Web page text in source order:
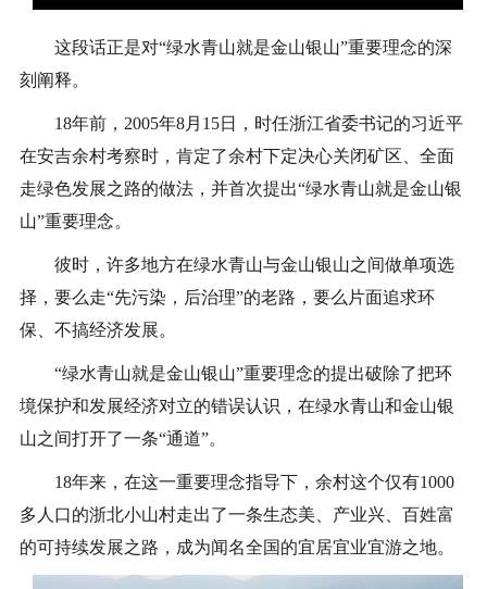
这段话正是对“绿水青山就是金山银山”重要理念的深
刻阐释。
18年前，2005年8月15日，时任浙江省委书记的习近平
在安吉余村考察时，肯定了余村下定决心关闭矿区、全面
走绿色发展之路的做法，并首次提出“绿水青山就是金山银
山”重要理念。
彼时，许多地方在绿水青山与金山银山之间做单项选
择，要么走“先污染，后治理”的老路，要么片面追求环
保、不搞经济发展。
“绿水青山就是金山银山”重要理念的提出破除了把环
境保护和发展经济对立的错误认识，在绿水青山和金山银
山之间打开了一条“通道”。
18年来，在这一重要理念指导下，余村这个仅有1000
多人口的浙北小山村走出了一条生态美、产业兴、百姓富
的可持续发展之路，成为闻名全国的宜居宜业宜游之地。